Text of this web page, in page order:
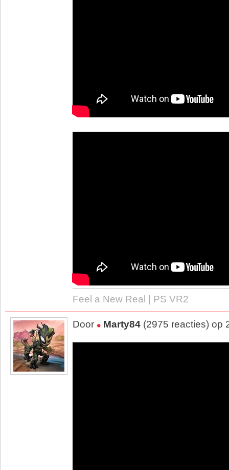
Feel a New Real | PS VR2
Door Marty84 (2975 reacties) op